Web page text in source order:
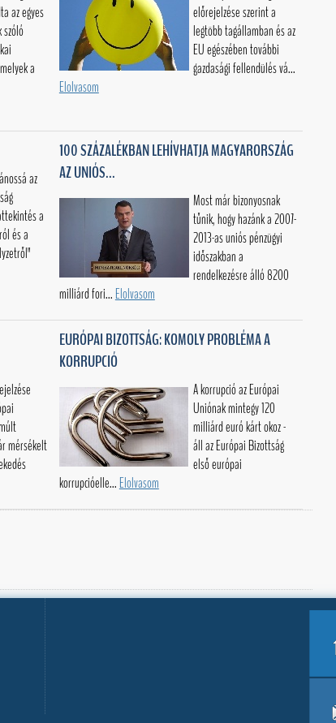
az egyes
a
előrejelzése szerint a
legtöbb tagállamban és az
EU egészében további
gazdasági fellendülés vá...
Elolvasom
az
a
és a
100 SZÁZALÉKBAN LEHÍVHATJA MAGYARORSZÁG
AZ UNIÓS...
Most már bizonyosnak
tűnik, hogy hazánk a 2007-
2013-as uniós pénzügyi
időszakban a
rendelkezésre álló 8200
milliárd fori... Elolvasom
mérsékelt
EURÓPAI BIZOTTSÁG: KOMOLY PROBLÉMA A
KORRUPCIÓ
A korrupció az Európai
Uniónak mintegy 120
milliárd euró kárt okoz -
áll az Európai Bizottság
első európai
korrupcióelle... Elolvasom